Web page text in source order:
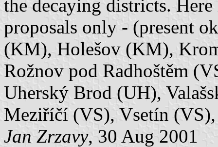
the decaying districts.
proposals only - (present
(KM), Holešov (KM),
Rožnov pod Radhoštěm
Uherský Brod (UH),
Meziříčí (VS), Vsetín
Jan Zrzavy, 30 Aug 2001